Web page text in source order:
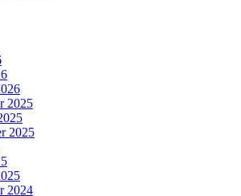
2025
2025
2024